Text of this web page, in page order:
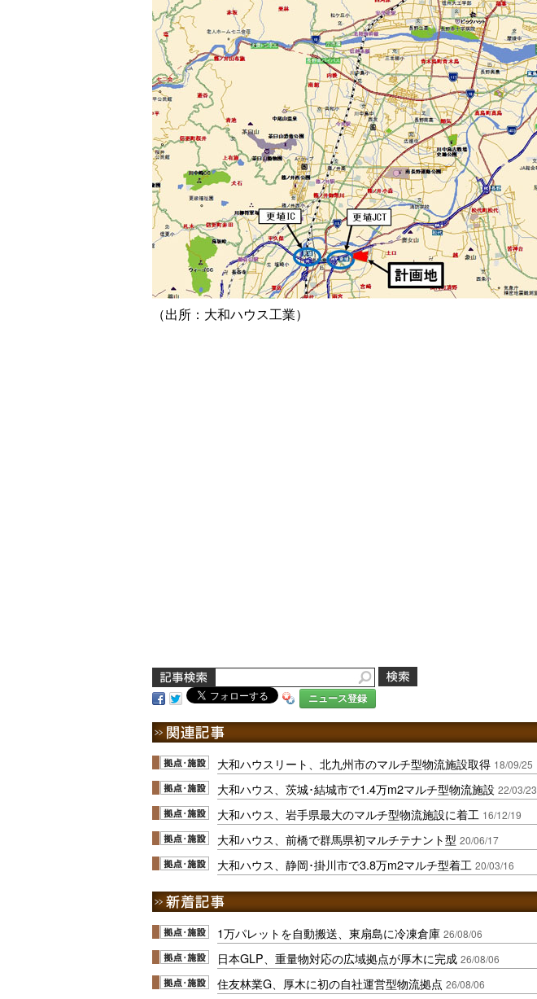
（出所：大和ハウス工業）
ニュース登録
大和ハウスリート、北九州市のマルチ型物流施設取得 18/09/25
大和ハウス、茨城･結城市で1.4万m2マルチ型物流施設 22/03/23
大和ハウス、岩手県最大のマルチ型物流施設に着工 16/12/19
大和ハウス、前橋で群馬県初マルチテナント型 20/06/17
大和ハウス、静岡･掛川市で3.8万m2マルチ型着工 20/03/16
1万パレットを自動搬送、東扇島に冷凍倉庫 26/08/06
日本GLP、重量物対応の広域拠点が厚木に完成 26/08/06
住友林業G、厚木に初の自社運営型物流拠点 26/08/06